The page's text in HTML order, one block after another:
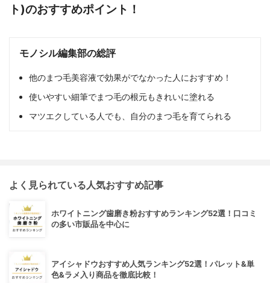
ト)のおすすめポイント！
モノシル編集部の総評
他のまつ毛美容液で効果がでなかった人におすすめ！
使いやすい細筆でまつ毛の根元もきれいに塗れる
マツエクしている人でも、自分のまつ毛を育てられる
よく見られている人気おすすめ記事
ホワイトニング歯磨き粉おすすめランキング52選！口コミ
の多い市販品を中心に
アイシャドウおすすめ人気ランキング52選！パレット&単
色&ラメ入り商品を徹底比較！